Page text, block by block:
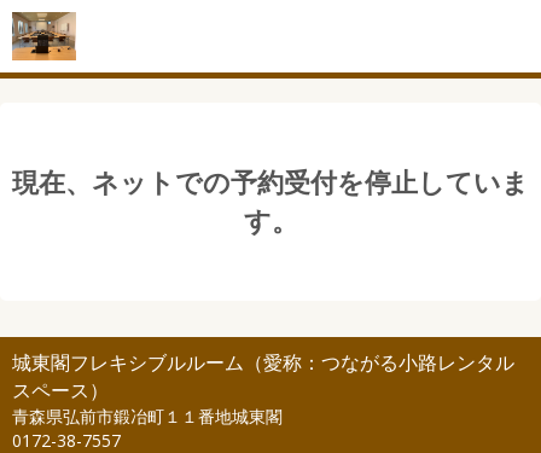
現在、ネットでの予約受付を停止していま
す。
城東閣フレキシブルルーム（愛称：つながる小路レンタル
スペース）
青森県弘前市鍛冶町１１番地城東閣
0172-38-7557